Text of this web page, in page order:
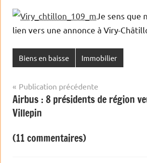
Je sens que
lien vers une annonce à Viry-
Biens en baisse Immobilier
Navigation
de
l’article
Publication précédente
Airbus : 8 présidents de région
Villepin
(11 commentaires)